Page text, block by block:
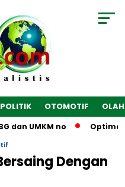
POLITIK OTOMOTIF
UMKM no
Dengan